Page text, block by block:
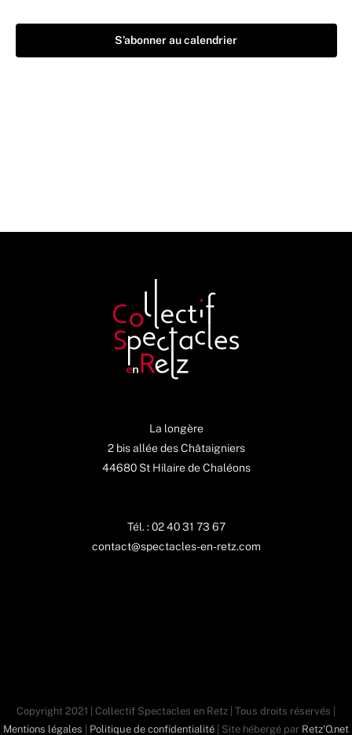
S’abonner au calendrier
La longère
2 bis allée des Châtaigniers
44680 St Hilaire de Chaléons
Tél. : 02 40 31 73 67
contact@spectacles-en-retz.com
Copyright 2021 | Collectif Spectacles en Retz | Tous droits réservés |
Mentions légales
Politique de confidentialité | Site hébergé par Retz'O.net